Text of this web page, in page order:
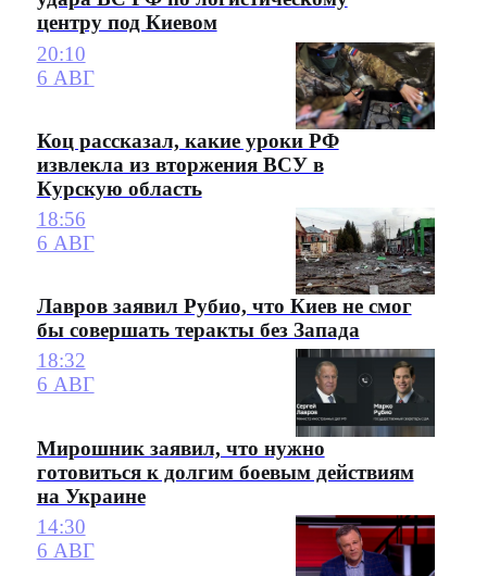
центру под Киевом
20:10
6 АВГ
Коц рассказал, какие уроки РФ
извлекла из вторжения ВСУ в
Курскую область
18:56
6 АВГ
Лавров заявил Рубио, что Киев не смог
бы совершать теракты без Запада
18:32
6 АВГ
Мирошник заявил, что нужно
готовиться к долгим боевым действиям
на Украине
14:30
6 АВГ